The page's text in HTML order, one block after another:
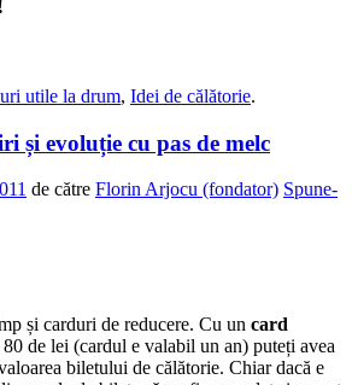
utile la drum, Idei de călătorie.
și evoluție cu pas de melc
de către Florin Arjocu (fondator) Spune-
și carduri de reducere. Cu un card
de lei (cardul e valabil un an) puteți avea
biletului de călătorie. Chiar dacă e